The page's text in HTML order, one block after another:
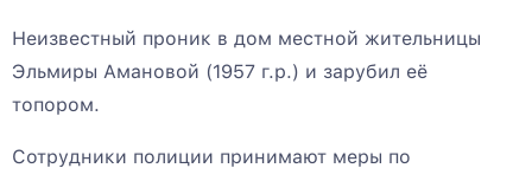
Неизвестный проник в дом местной жительницы
Эльмиры Амановой (1957 г.р.) и зарубил её
топором.
Сотрудники полиции принимают меры по